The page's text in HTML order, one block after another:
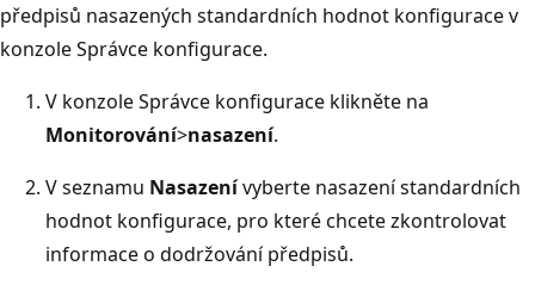
předpisů nasazených standardních hodnot konfigurace v
konzole Správce konfigurace.
V konzole Správce konfigurace klikněte na
Monitorování>nasazení.
V seznamu Nasazenívyberte nasazení standardních
hodnot konfigurace, pro které chcete zkontrolovat
informace o dodržování předpisů.